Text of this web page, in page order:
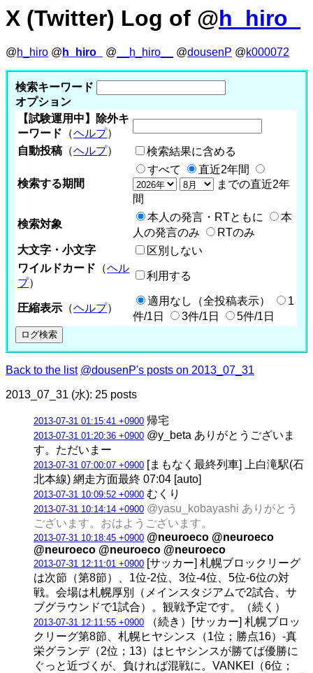
X (Twitter) Log of @h_hiro_
@h_hiro @ h_hiro_ @ __h_hiro__ @dousenP @k000072
検索キーワード
オプション
【試験運用中】除外キ
ーワード （ヘルプ）
自動投稿 （ヘルプ） 検索結果に含める
検索する期間
すべて
直近2年間
までの直近2年
間
検索対象
本人の発言・RTともに
本
人の発言のみ
RTのみ
大文字・小文字
区別しない
ワイルドカード （ヘル
プ）
利用する
圧縮表示 （ヘルプ）
適用なし（全投稿表示）
1
件/1日
3件/1日 5件/1日
Back to the list @dousenP's posts on 2013_07_31
2013_07_31 (水): 25 posts
2013-07-31 01:15:41 +0900 帰宅
2013-07-31 01:20:36 +0900 @y_beta ありがとうございま
す。ただいまー
2013-07-31 07:00:07 +0900 [まもなく最終列車] 上白滝駅(石
北本線) 網走方面最終 07:04 [auto]
2013-07-31 10:09:52 +0900 むくり
2013-07-31 10:14:14 +0900 @yasu_kobayashi ありがとう
ございます。おはようございます。
2013-07-31 10:18:45 +0900 @neuroeco @neuroeco
@neuroeco @neuroeco @neuroeco
2013-07-31 12:11:01 +0900 [サッカー] 札幌ブロックリーグ
は次節（第8節）、1位-2位、3位-4位、5位-6位の対
戦。会場は札幌厚別（メインスタジアムで2試合、サ
ブグラウンドで1試合）。観戦予定です。（続く）
2013-07-31 12:11:55 +0900 （続き）[サッカー] 札幌ブロッ
クリーグ第8節、札幌ヒヤシンス（1位；勝点16）-真
栄グランデ（2位；13）はヒヤシンスが勝てば優勝に
ぐっと近づくが、負ければ混戦に。VANKEI（6位；